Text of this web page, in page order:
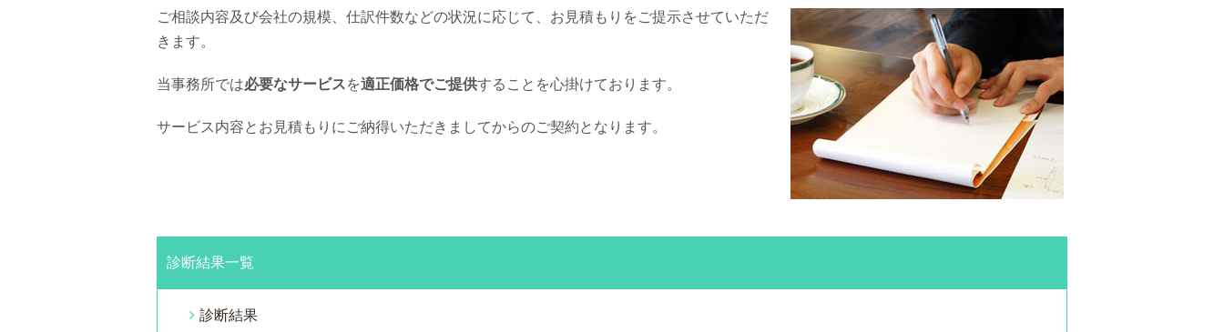
ご相談内容及び会社の規模、仕訳件数などの状況に応じて、お見積もりをご提示させていただ
きます。
当事務所では必要なサービスを適正価格でご提供することを心掛けております。
サービス内容とお見積もりにご納得いただきましてからのご契約となります。
診断結果一覧
診断結果